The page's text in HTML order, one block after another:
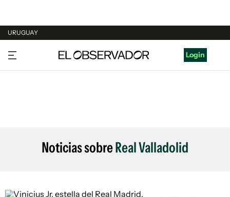
URUGUAY
URUGUAY
ARGENTINA
Login
Noticias sobreReal Valladolid